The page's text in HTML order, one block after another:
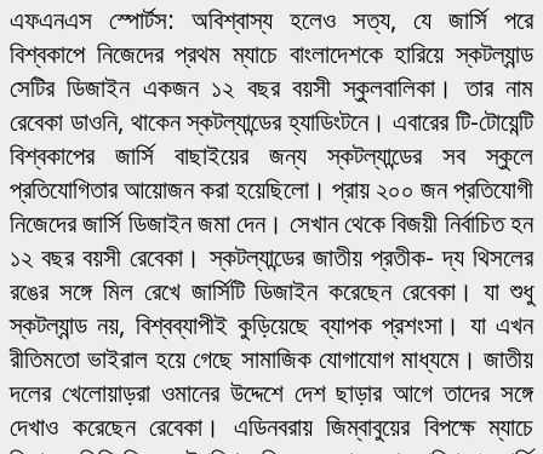
এফএনএস স্পোর্টস: অবিশ্বাস্য হলেও সত্য, যে জার্সি পরে
বিশ্বকাপে নিজেদের প্রথম ম্যাচে বাংলাদেশকে হারিয়ে স্কটল্যান্ড
সেটির ডিজাইন একজন ১২ বছর বয়সী স্কুলবালিকা। তার নাম
রেবেকা ডাওনি, থাকেন স্কটল্যান্ডের হ্যাডিংটনে। এবারের টি-টোয়েন্টি
বিশ্বকাপের জার্সি বাছাইয়ের জন্য স্কটল্যান্ডের সব স্কুলে
প্রতিযোগিতার আয়োজন করা হয়েছিলো। প্রায় ২০০ জন প্রতিযোগী
নিজেদের জার্সি ডিজাইন জমা দেন। সেখান থেকে বিজয়ী নির্বাচিত হন
১২ বছর বয়সী রেবেকা। স্কটল্যান্ডের জাতীয় প্রতীক- দ্য থিসলের
রঙের সঙ্গে মিল রেখে জার্সিটি ডিজাইন করেছেন রেবেকা। যা শুধু
স্কটল্যান্ড নয়, বিশ্বব্যাপীই কুড়িয়েছে ব্যাপক প্রশংসা। যা এখন
রীতিমতো ভাইরাল হয়ে গেছে সামাজিক যোগাযোগ মাধ্যমে। জাতীয়
দলের খেলোয়াড়রা ওমানের উদ্দেশে দেশ ছাড়ার আগে তাদের সঙ্গে
দেখাও করেছেন রেবেকা। এডিনবরায় জিম্বাবুয়ের বিপক্ষে ম্যাচে